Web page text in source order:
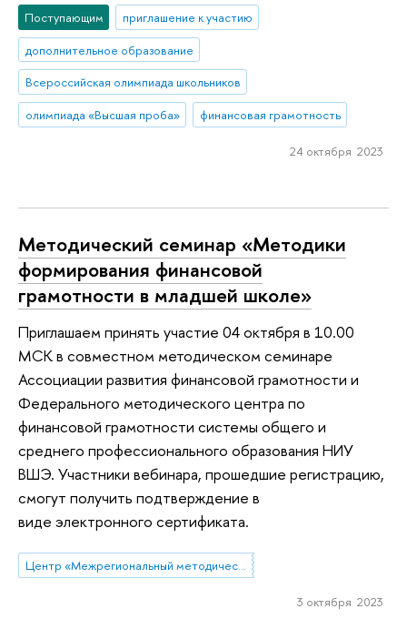
Поступающим
приглашение к участию
дополнительное образование
Всероссийская олимпиада школьников
олимпиада «Высшая проба»
финансовая грамотность
24 октября 2023
Методический семинар «Методики
формирования финансовой
грамотности в младшей школе»
Приглашаем принять участие 04 октября в 10.00
МСК в совместном методическом семинаре
Ассоциации развития финансовой грамотности и
Федерального методического центра по
финансовой грамотности системы общего и
среднего профессионального образования НИУ
ВШЭ. Участники вебинара, прошедшие регистрацию,
смогут получить подтверждение в
виде электронного сертификата.
Центр «Межрегиональный методический центр по финансовой грамотности системы общего и среднего профессионального образования»
3 октября 2023